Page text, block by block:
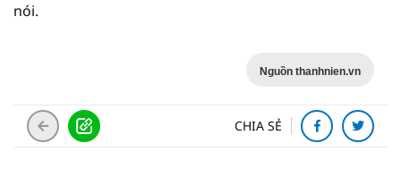
nói.
Nguồn thanhnien.vn
CHIA SẺ